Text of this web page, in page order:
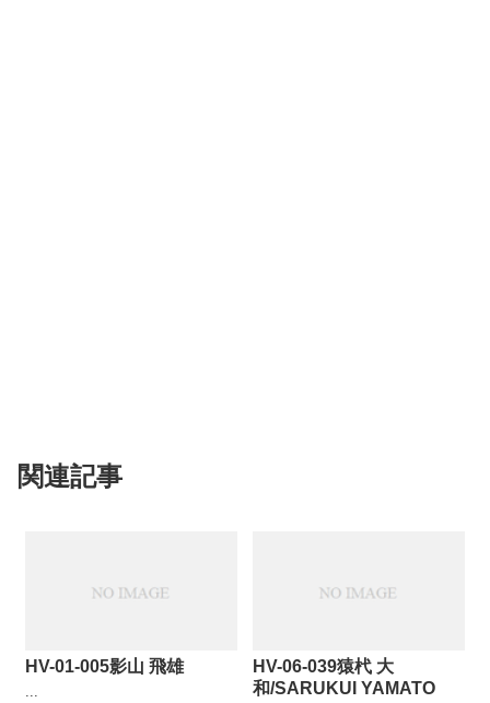
関連記事
HV-01-005影山 飛雄
HV-06-039猿杙 大
和/SARUKUI YAMATO